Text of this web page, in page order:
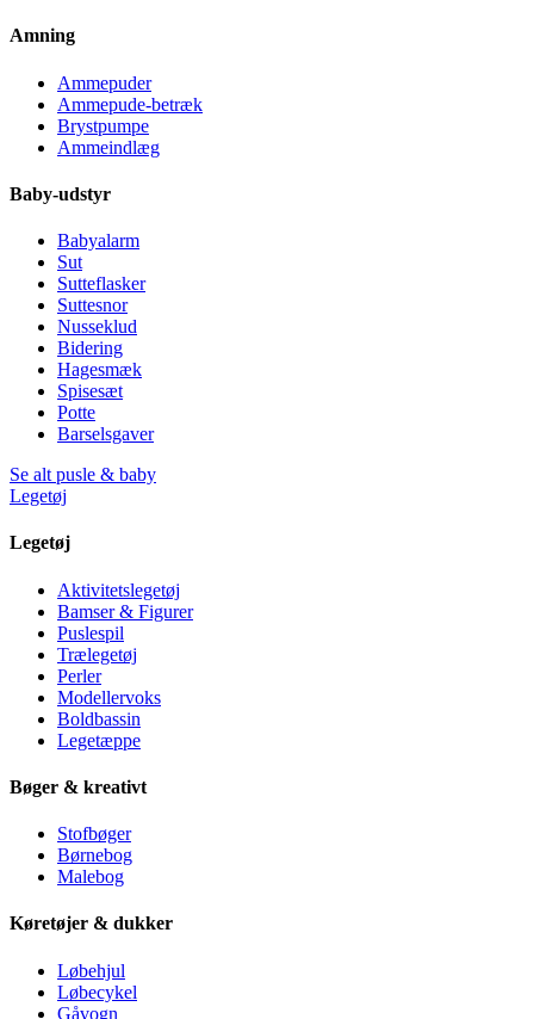
Amning
Ammepuder
Ammepude-betræk
Brystpumpe
Ammeindlæg
Baby-udstyr
Babyalarm
Sut
Sutteflasker
Suttesnor
Nusseklud
Bidering
Hagesmæk
Spisesæt
Potte
Barselsgaver
Se alt pusle & baby
Legetøj
Legetøj
Aktivitetslegetøj
Bamser & Figurer
Puslespil
Trælegetøj
Perler
Modellervoks
Boldbassin
Legetæppe
Bøger & kreativt
Stofbøger
Børnebog
Malebog
Køretøjer & dukker
Løbehjul
Løbecykel
Gåvogn